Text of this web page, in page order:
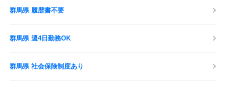
群馬県 履歴書不要
群馬県 週4日勤務OK
群馬県 社会保険制度あり